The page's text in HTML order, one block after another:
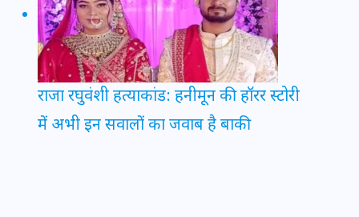
राजा रघुवंशी हत्याकांड: हनीमून की हॉरर स्टोरी
में अभी इन सवालों का जवाब है बाकी